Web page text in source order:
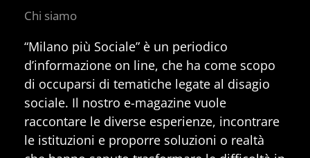
Chi siamo
“Milano più Sociale” è un periodico
d’informazione on line, che ha come scopo
di occuparsi di tematiche legate al disagio
sociale. Il nostro e-magazine vuole
raccontare le diverse esperienze, incontrare
le istituzioni e proporre soluzioni o realtà